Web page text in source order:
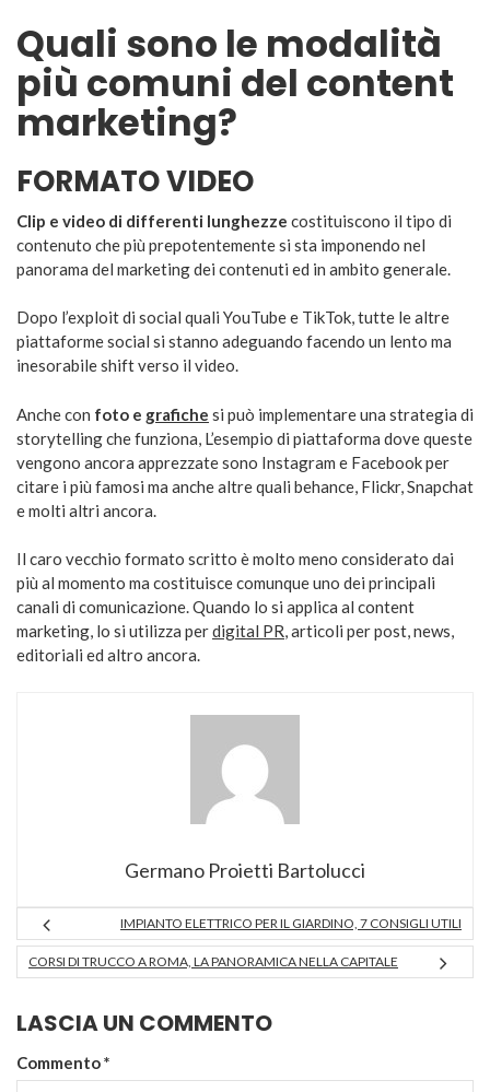
Quali sono le modalità
più comuni del content
marketing?
FORMATO VIDEO
Clip e video di differenti lunghezze costituiscono il tipo di
contenuto che più prepotentemente si sta imponendo nel
panorama del marketing dei contenuti ed in ambito generale.
Dopo l’exploit di social quali YouTube e TikTok, tutte le altre
piattaforme social si stanno adeguando facendo un lento ma
inesorabile shift verso il video.
Anche con foto e grafiche si può implementare una strategia di
storytelling che funziona, L’esempio di piattaforma dove queste
vengono ancora apprezzate sono Instagram e Facebook per
citare i più famosi ma anche altre quali behance, Flickr, Snapchat
e molti altri ancora.
Il caro vecchio formato scritto è molto meno considerato dai
più al momento ma costituisce comunque uno dei principali
canali di comunicazione. Quando lo si applica al content
marketing, lo si utilizza perdigital PR, articoli per post, news,
editoriali ed altro ancora.
Germano Proietti Bartolucci
IMPIANTO ELETTRICO PER IL GIARDINO, 7 CONSIGLI UTILI
CORSI DI TRUCCO A ROMA, LA PANORAMICA NELLA CAPITALE
LASCIA UN COMMENTO
Commento*